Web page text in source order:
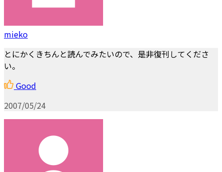
mieko
とにかくきちんと読んでみたいので、是非復刊してくださ
い。
Good
2007/05/24